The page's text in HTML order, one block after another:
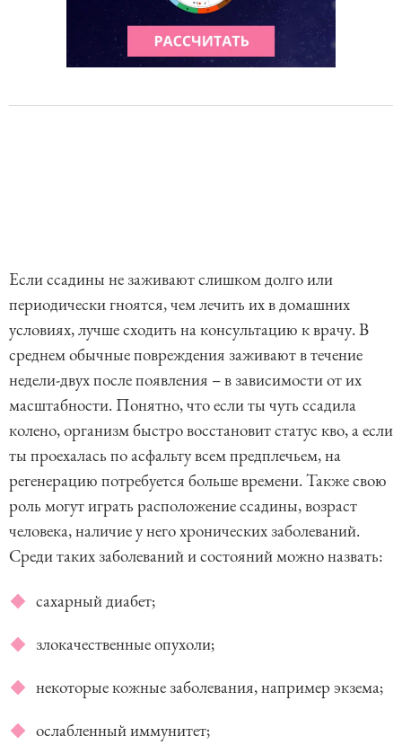
Если ссадины не заживают слишком долго или
периодически гноятся, чем лечить их в домашних
условиях, лучше сходить на консультацию к врачу. В
среднем обычные повреждения заживают в течение
недели-двух после появления – в зависимости от их
масштабности. Понятно, что если ты чуть ссадила
колено, организм быстро восстановит статус кво, а если
ты проехалась по асфальту всем предплечьем, на
регенерацию потребуется больше времени. Также свою
роль могут играть расположение ссадины, возраст
человека, наличие у него хронических заболеваний.
Среди таких заболеваний и состояний можно назвать:
сахарный диабет;
злокачественные опухоли;
некоторые кожные заболевания, например экзема;
ослабленный иммунитет;